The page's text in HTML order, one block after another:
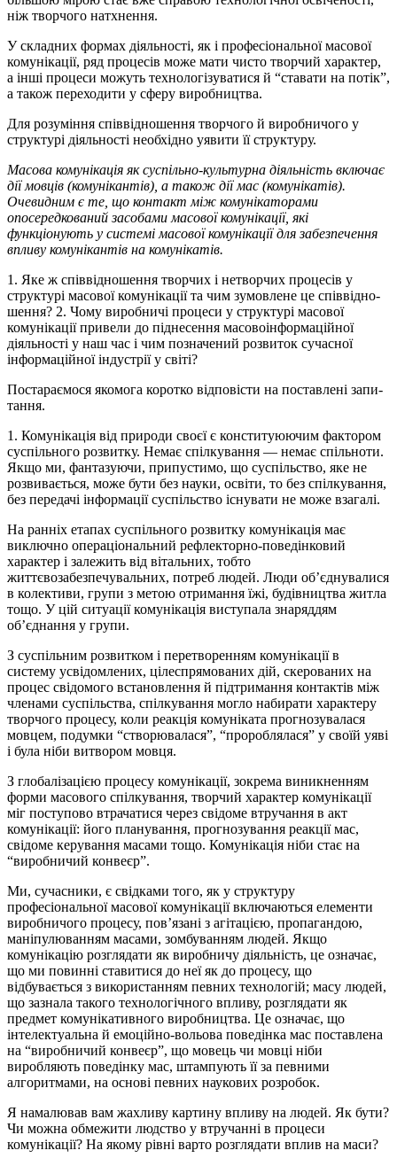
ніж творчого натхнен­ня.
У складних формах діяльності, як і професіональної ма­со­вої
ко­му­ні­кації, ряд процесів може мати чисто творчий харак­тер,
а інші процеси можуть технологізуватися й “ставати на потік”,
а та­кож переходити у сферу виробництва.
Для розуміння співвідношення творчого й виробничого у
струк­турі діяльності необхідно уявити її структуру.
Масова комунікація як суспільно-культурна діяльність включає
дії мовців (комунікантів), а також дії мас (комунікатів).
Очевидним є те, що контакт між комунікаторами
опосередкований засобами масо­вої комунікації, які
функціонують у системі масової комуніка­ції для забезпечення
впливу комунікантів на комунікатів.
1. Яке ж співвідношення творчих і нетворчих процесів у
струк­турі масової комунікації та чим зумовлене це співвідно­
шен­ня? 2. Чому виробничі процеси у структурі масової
комунікації при­­ве­ли до піднесення масовоінформаційної
діяльності у наш час і чим по­зна­чений розвиток сучасної
інформаційної індустрії у світі?
Постараємося якомога коротко відповісти на поставлені запи­
тан­ня.
1. Комунікація від природи своєї є конституюючим фактором
су­­спіль­ного розвитку. Немає спілкування — немає спільноти.
Як­що ми, фантазуючи, припустимо, що суспільство, яке не
розвивається, може бути без науки, освіти, то без спілкування,
без передачі інфор­мації суспільство існувати не може взагалі.
На ранніх етапах суспільного розвитку комунікація має
виключ­но опера­ці­о­нальний рефлекторно-поведінковий
характер і залежить від віталь­них, тобто
життєвозабезпечувальних, потреб людей. Лю­ди об’єднувалися
в колективи, групи з метою отримання їжі, будів­ництва житла
тощо. У цій ситуації комунікація виступала знаряд­дям
об’єднання у групи.
З суспільним розвитком і перетворенням комунікації в
систему усвідомлених, цілеспрямованих дій, скерованих на
процес свідо­мо­го вста­нов­­лен­ня й підтримання контактів між
членами суспіль­ства, спілкування могло набирати характеру
творчого процесу, коли ре­ак­ція комуніката прогнозувалася
мовцем, подумки “створювала­ся”, “пророблялася” у своїй уяві
і була ніби витвором мовця.
З глобалізацією процесу комунікації, зокрема виникненням
фор­ми масового спілкування, творчий характер комунікації
міг посту­пово втрачатися через свідоме втручання в акт
комунікації: його планування, прогнозування реакції мас,
свідоме керування масами тощо. Комунікація ніби стає на
“виробничий конвеєр”.
Ми, сучасники, є свідками того, як у структуру
професіональної масової комунікації включаються елементи
виробничого процесу, пов’язані з агітацією, пропагандою,
маніпулюванням масами, зом­бу­ван­ням людей. Якщо
комунікацію розглядати як виробничу ді­яль­ність, це означає,
що ми повинні ставитися до неї як до процесу, що
відбувається з використанням певних технологій; масу людей,
що зазнала такого технологічного впливу, розглядати як
предмет ко­му­нікативного виробництва. Це означає, що
інтелектуальна й емо­ційно-вольова поведінка мас поставлена
на “виробничий кон­веєр”, що мовець чи мовці ніби
виробляють поведінку мас, штам­пують її за певними
алгоритмами, на основі певних наукових розробок.
Я намалював вам жахливу картину впливу на людей. Як бути?
Чи можна обмежити людство у втручанні в процеси
комунікації? На якому рівні варто розглядати вплив на маси?